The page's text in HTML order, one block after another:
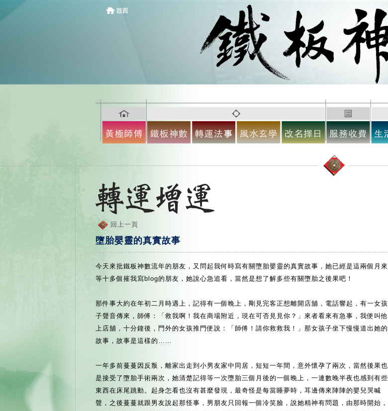
回上一頁
墮胎嬰靈的真實故事
今天來批鐵板神數流年的朋友，又問起我何時寫有關墮胎嬰靈的真實故事，她已經是這兩個月來
等十多個摧我寫blog的朋友，她說心急追看，當然是想了解多些有關墮胎之後果吧！
那件事大約在年初二月時遇上，記得有一個晚上，剛見完客正想離開店舖，電話響起，有一女孩
子聲音傳來，師傅：「救我啊！我在商場附近，現在可否見見你？」來者看來有急事，我便叫他
上店舖，十分鐘後，門外的女孩推門便說：「師傅！請你救救我！」那女孩子坐下慢慢道出她的
故事，故事是這樣的……
一年多前蔓蔓因反叛，離家出走到小男友家中同居，短短一年間，意外懷孕了兩次，當然後果也
是接受了墮胎手術兩次，她清楚記得等一次墮胎三個月後的一個晚上，一連數晚半夜也感到有些
東西在床尾跳動。起身怎看也沒有甚麼發現，最奇怪是每當睡夢時，耳邊傳來陣陣的嬰兒哭喊
聲，之後蔓蔓就跟男友說起那怪事，男朋友只回報一個冷笑臉，說她精神有問題，由那時開始，